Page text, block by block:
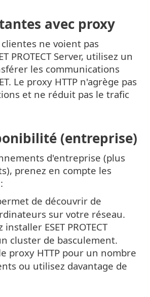
avec proxy
ne voient pas
PROTECT Server, utilisez un
les communications
Le proxy HTTP n'agrège pas
et ne réduit pas le trafic
(entreprise)
d'entreprise (plus
prenez en compte les
de découvrir de
sur votre réseau.
ESET PROTECT
cluster de basculement.
proxy HTTP pour un nombre
ou utilisez davantage de